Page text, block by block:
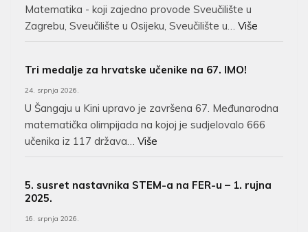
Matematika - koji zajedno provode Sveučilište u
Zagrebu, Sveučilište u Osijeku, Sveučilište u… Više
Tri medalje za hrvatske učenike na 67. IMO!
24. srpnja 2026.
U Šangaju u Kini upravo je završena 67. Međunarodna
matematička olimpijada na kojoj je sudjelovalo 666
učenika iz 117 država… Više
5. susret nastavnika STEM-a na FER-u – 1. rujna
2025.
16. srpnja 2026.